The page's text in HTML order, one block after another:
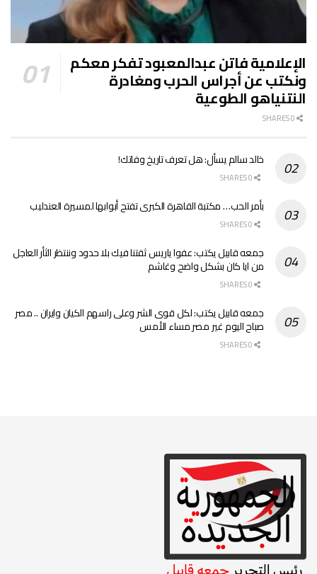
الإعلامية فاتن عبدالمعبود تفكر معكم
ونكتب عن أجراس الحرب ومغادرة
النتنياهو الطوعية
خالد سالم يسأل: هل تعرف تاريخ وفاتك!
بأمر الحب… مكتبة القاهرة الكبرى تفتح أبوابها لمسيرة العندليب
جمعه قابيل يكتب: عفوا ياريس ثقتنا فيك بلا حدود وننتظر الثأر العاجل
من ايا كان بشكل واضح وغاشم
جمعه قابيل يكتب: لكل قوى الشر وعلى راسهم الكيان وايران .. مصر
صباح اليوم غير مصر مساء الأمس